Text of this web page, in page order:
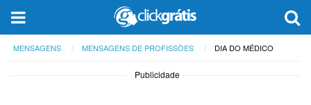
MENSAGENS MENSAGENS DE PROFISSÕES DIA DO MÉDICO
Publicidade